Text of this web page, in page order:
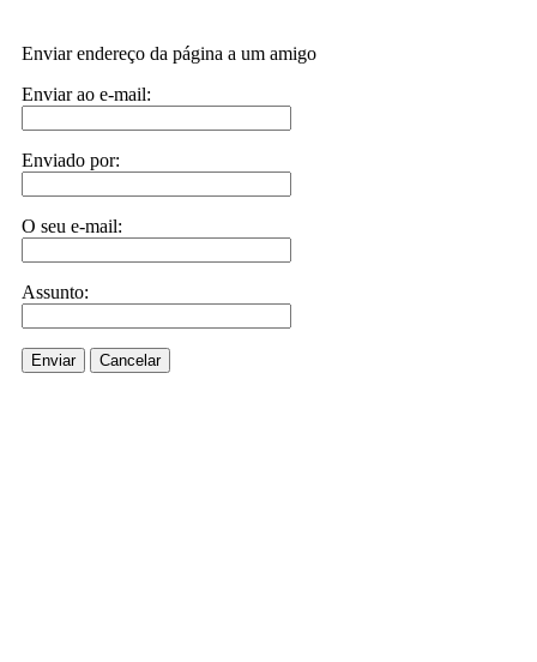
Enviar endereço da página a um amigo
Enviar ao e-mail:
Enviado por:
O seu e-mail:
Assunto:
Enviar Cancelar